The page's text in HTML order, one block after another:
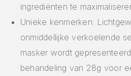
ingrediënten te
Unieke kenmerken:
onmiddellijke verkoelende
masker wordt
behandeling van 28g voor